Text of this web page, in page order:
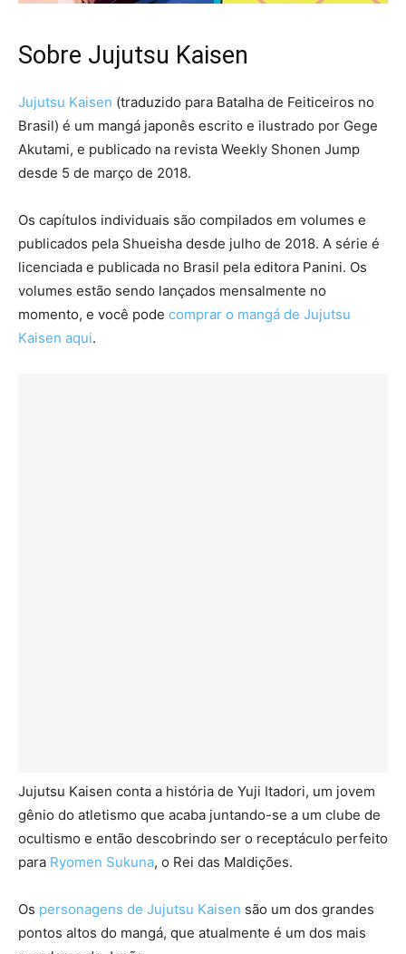
Sobre Jujutsu Kaisen
Jujutsu Kaisen (traduzido para Batalha de Feiticeiros no
Brasil) é um mangá japonês escrito e ilustrado por Gege
Akutami, e publicado na revista Weekly Shonen Jump
desde 5 de março de 2018.
Os capítulos individuais são compilados em volumes e
publicados pela Shueisha desde julho de 2018. A série é
licenciada e publicada no Brasil pela editora Panini. Os
volumes estão sendo lançados mensalmente no
momento, e você pode comprar o mangá de Jujutsu
Kaisen aqui.
Jujutsu Kaisen conta a história de Yuji Itadori, um jovem
gênio do atletismo que acaba juntando-se a um clube de
ocultismo e então descobrindo ser o receptáculo perfeito
para Ryomen Sukuna, o Rei das Maldições.
Os personagens de Jujutsu Kaisen são um dos grandes
pontos altos do mangá, que atualmente é um dos mais